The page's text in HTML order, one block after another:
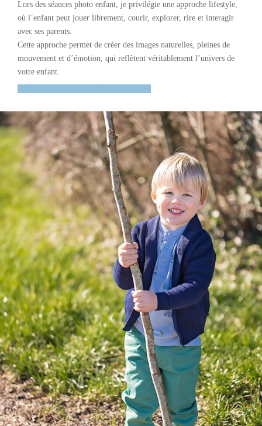
Lors des séances photo enfant, je privilégie une approche lifestyle,
où l’enfant peut jouer librement, courir, explorer, rire et interagir
avec ses parents.
Cette approche permet de créer des images naturelles, pleines de
mouvement et d’émotion, qui reflètent véritablement l’univers de
votre enfant.